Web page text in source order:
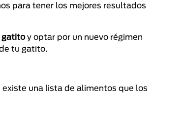
para tener los mejores resultados
gatitoy optar por un nuevo régimen
tu gatito.
una lista de alimentos que los